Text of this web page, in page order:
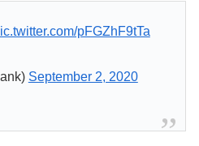
pFGZhF9tTa
September 2, 2020